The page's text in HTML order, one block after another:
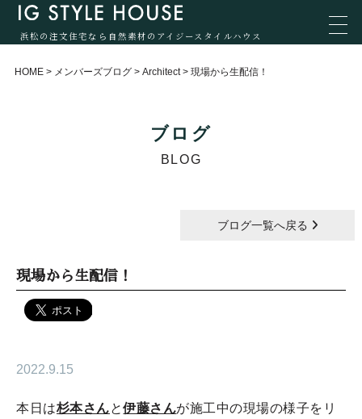
浜松の注文住宅なら自然素材のアイジースタイルハウス
HOME > メンバーズブログ > Architect > 現場から生配信！
ブログ
BLOG
ブログ一覧へ戻る
現場から生配信！
2022.9.15
本日は杉本さんと伊藤さんが施工中の現場の様子をリ